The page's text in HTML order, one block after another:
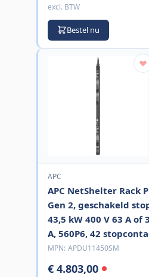
excl. BTW
Bestel nu
APC
APC NetShelter Rack
Gen 2, geschakeld
43,5 kW 400 V 63 A of
A, 560P6, 42
MPN: APDU11450SM
€ 4.803,00